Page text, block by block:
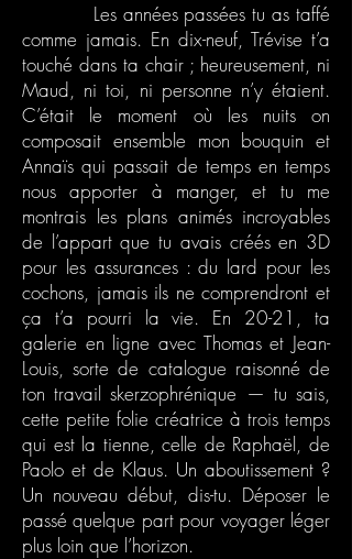
Les années passées tu as taffé
comme jamais. En dix-neuf, Trévise t’a
touché dans ta chair ; heureusement, ni
Maud, ni toi, ni personne n’y étaient.
C’était le moment où les nuits on
composait ensemble mon bouquin et
Annaïs qui passait de temps en temps
nous apporter à manger, et tu me
montrais les plans animés incroyables
de l’appart que tu avais créés en 3D
pour les assurances : du lard pour les
cochons, jamais ils ne comprendront et
ça t’a pourri la vie. En 20-21, ta
galerie en ligne avec Thomas et Jean-
Louis, sorte de catalogue raisonné de
ton travail skerzophrénique — tu sais,
cette petite folie créatrice à trois temps
qui est la tienne, celle de Raphaël, de
Paolo et de Klaus. Un aboutissement ?
Un nouveau début, dis-tu. Déposer le
passé quelque part pour voyager léger
plus loin que l’horizon.